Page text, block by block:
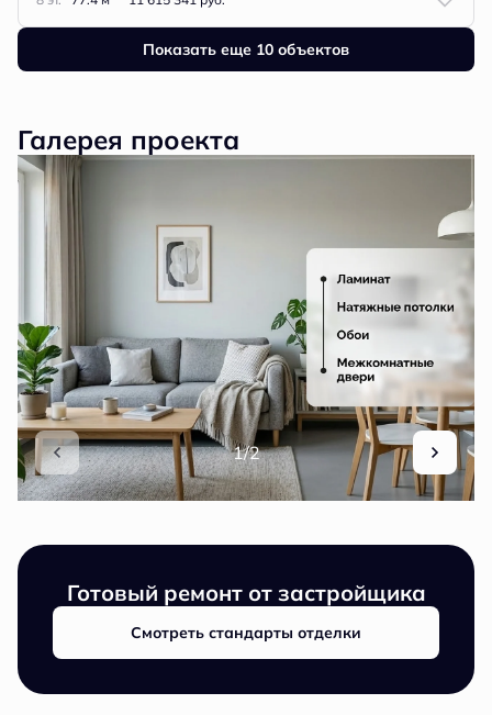
Показать еще 10 объектов
Галерея проекта
1/2
Готовый ремонт от застройщика
Смотреть стандарты отделки